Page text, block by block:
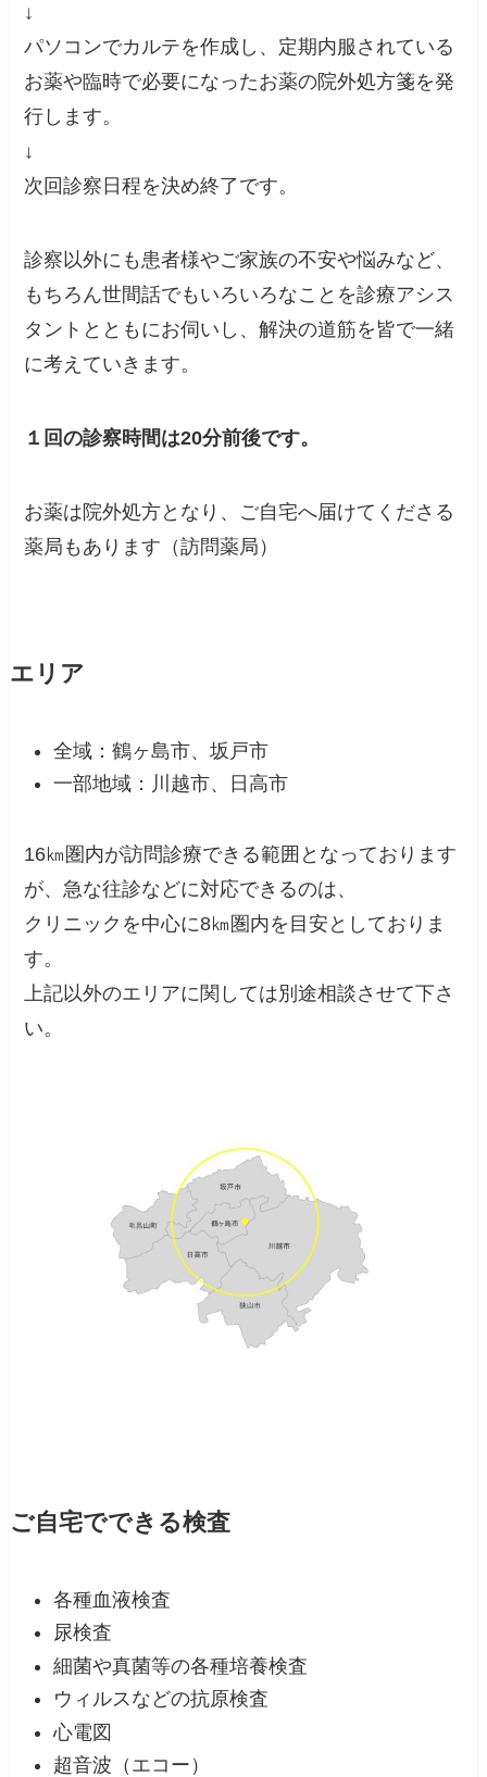
↓
パソコンでカルテを作成し、定期内服されている
お薬や臨時で必要になったお薬の院外処方箋を発
行します。
↓
次回診察日程を決め終了です。
診察以外にも患者様やご家族の不安や悩みなど、
もちろん世間話でもいろいろなことを診療アシス
タントとともにお伺いし、解決の道筋を皆で一緒
に考えていきます。
１回の診察時間は20分前後です。
お薬は院外処方となり、ご自宅へ届けてくださる
薬局もあります（訪問薬局）
エリア
全域：鶴ヶ島市、坂戸市
一部地域：川越市、日高市
16㎞圏内が訪問診療できる範囲となっております
が、急な往診などに対応できるのは、
クリニックを中心に8㎞圏内を目安としておりま
す。
上記以外のエリアに関しては別途相談させて下さ
い。
ご自宅でできる検査
各種血液検査
尿検査
細菌や真菌等の各種培養検査
ウィルスなどの抗原検査
心電図
超音波（エコー）